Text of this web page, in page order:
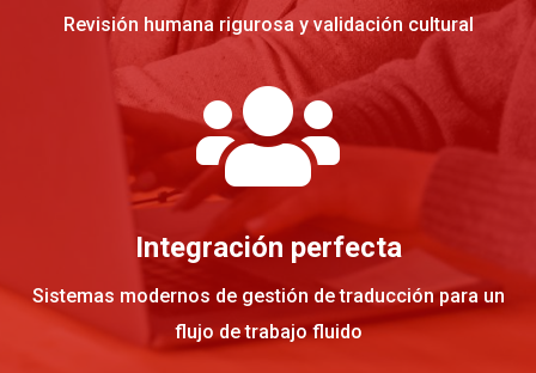
Revisión humana rigurosa y validación cultural

Integración perfecta
Sistemas modernos de gestión de traducción para un
flujo de trabajo fluido